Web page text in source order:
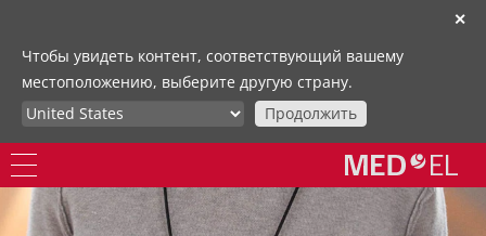
✕
Чтобы увидеть контент, соответствующий вашему
местоположению, выберите другую страну.
Продолжить